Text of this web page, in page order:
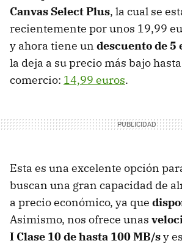
Canvas Select Plus, la cual se
recientemente por unos 19,99
y ahora tiene un descuento de 5
la deja a su precio más bajo
comercio: 14,99 euros.
Esta es una excelente opción
buscan una gran capacidad de
a precio económico, ya que
Asimismo, nos ofrece unas
I Clase 10 de hasta 100 MB/sy